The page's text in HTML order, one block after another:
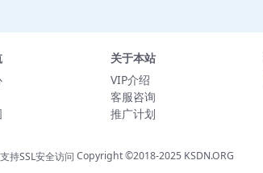
关于本站
VIP介绍
客服咨询
推广计划
Copyright ©2018-2025 KSDN.ORG